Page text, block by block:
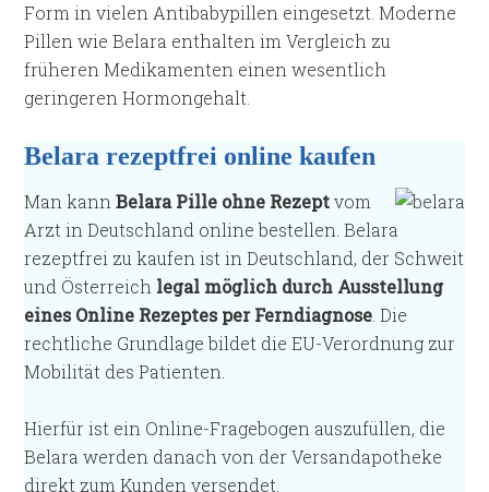
Form in vielen Antibabypillen eingesetzt. Moderne
Pillen wie Belara enthalten im Vergleich zu
früheren Medikamenten einen wesentlich
geringeren Hormongehalt.
Belara rezeptfrei online kaufen
Man kannBelara Pille ohne Rezeptvom
Arzt in Deutschland online bestellen. Belara
rezeptfrei zu kaufen ist in Deutschland, der Schweit
und Österreich legal möglich durch Ausstellung
eines Online Rezeptes per Ferndiagnose . Die
rechtliche Grundlage bildet die EU-Verordnung zur
Mobilität des Patienten.
Hierfür ist ein Online-Fragebogen auszufüllen, die
Belara werden danach von der Versandapotheke
direkt zum Kunden versendet.